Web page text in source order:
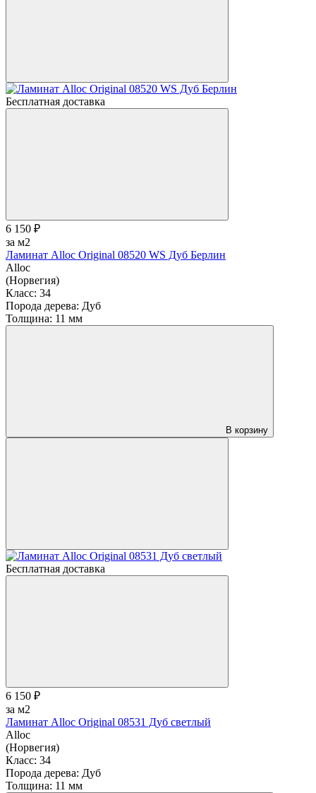
Бесплатная доставка
6 150 ₽
за м2
Ламинат Alloc Original 08520 WS Дуб Берлин
Alloc
(Норвегия)
Класс: 34
Порода дерева: Дуб
Толщина: 11 мм
В корзину
Бесплатная доставка
6 150 ₽
за м2
Ламинат Alloc Original 08531 Дуб светлый
Alloc
(Норвегия)
Класс: 34
Порода дерева: Дуб
Толщина: 11 мм